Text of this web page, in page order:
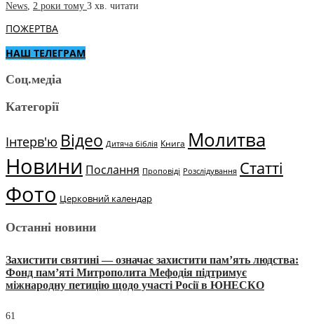
News, 2 роки тому 3 хв. читати
ПОЖЕРТВА
НАШ ТЕЛЕГРАМ
Соц.медіа
Категорії
Інтерв'ю Відео Дитяча біблія Книга Молитва
Новини Послання Проповіді Розслідування Статті
Фото Церковний календар
Останні новини
Захистити святині — означає захистити пам’ять людства:
Фонд пам’яті Митрополита Мефодія підтримує
міжнародну петицію щодо участі Росії в ЮНЕСКО
61